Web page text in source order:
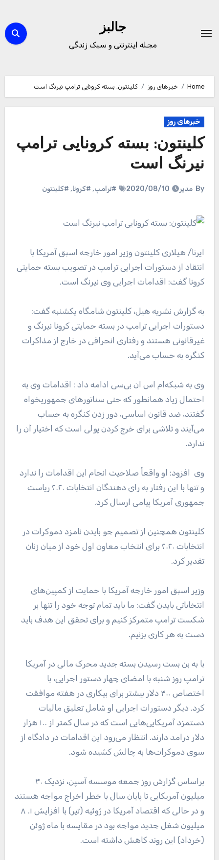
content
جالبز
مجله اینترنتی و سبک زندگی
Home خبرهای روز کلینتون: بسته کرونایی ترامپ نیرنگ است
خبرهای روز
کلینتون: بسته کرونایی ترامپ
نیرنگ است
By مدیر 2020/08/10 #ترامپ, #کرونا, #کلینتون
ایرنا/ هیلاری کلینتون وزیر امور خارجه اسبق آمریکا با
انتقاد از دستورات اجرایی ترامپ در تصویب بسته حمایتی
کرونا گفت: اقدامات اجرایی وی نیرنگ است.
به گزارش نشریه هیل، کلینتون شامگاه یکشنبه گفت:
دستورات اجرایی ترامپ در بسته حمایتی کرونا نیرنگ و
غیرقانونی هستند و رفتاری انحرافی در خارج از مذاکرات
کنگره به حساب می‌آید.
وی به شبکه‌ام اس ان بی‌سی ادامه داد : اقدامات وی به
احتمال زیاد همانطور که حتی سناتورهای جمهوریخواه
گفتند، ضد قانون اساسی، دور زدن کنگره به حساب
می‌آیند و تلاشی برای خرج کردن پولی است که اختیار آن را
ندارد.
وی افزود: او واقعاً صلاحیت انجام این اقدامات را ندارد
و تنها با این رفتار به رای دهندگان انتخابات ۲۰۲۰ ریاست
جمهوری آمریکا پیامی ارسال کرد.
کلینتون همچنین از تصمیم جو بایدن نامزد دموکرات در
انتخابات ۲۰۲۰ برای انتخاب معاون اول خود از میان زنان
تقدیر کرد.
وزیر اسبق امور خارجه آمریکا با حمایت از کمپین‌های
انتخاباتی بایدن گفت: ما باید تمام توجه خود را تنها بر
شکست ترامپ متمرکز کنیم و برای تحقق این هدف باید
دست به هر کاری بزنیم.
با به بن بست رسیدن بسته جدید محرک مالی در آمریکا
ترامپ روز شنبه با امضای چهار دستور اجرایی، با
اختصاص ۴۰۰ دلار بیشتر برای بیکاری در هفته موافقت
کرد. دیگر دستورات اجرایی او شامل تعلیق مالیات
دستمزد آمریکایی‌هایی است که در سال کمتر از ۱۰۰ هزار
دلار درامد دارند. انتظار می‌رود این اقدامات در دادگاه از
سوی دموکرات‌ها به چالش کشیده شود.
براساس گزارش روز جمعه موسسه آسپن، نزدیک ۴۰
میلیون آمریکایی تا پایان سال با خطر اخراج مواجه هستند
و در حالی که اقتصاد آمریکا در ژوئیه (تیر) با افزایش ۱. ۸
میلیون شغل جدید مواجه بود در مقایسه با ماه ژوئن
(خرداد) این روند کاهش داشته است.